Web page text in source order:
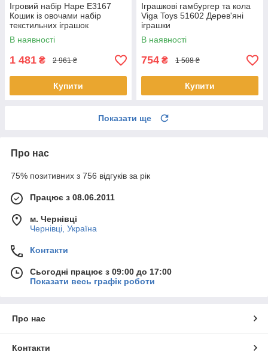
Ігровий набір Hape E3167
Кошик із овочами набір
текстильних іграшок
В наявності
1 481 ₴ 2 961 ₴
Купити
Іграшкові гамбургер та кола
Viga Toys 51602 Дерев'яні
іграшки
В наявності
754 ₴ 1 508 ₴
Купити
Показати ще
Про нас
75% позитивних з 756 відгуків за рік
Працює з 08.06.2011
м. Чернівці
Чернівці, Україна
Контакти
Сьогодні працює з 09:00 до 17:00
Показати весь графік роботи
Про нас
Контакти